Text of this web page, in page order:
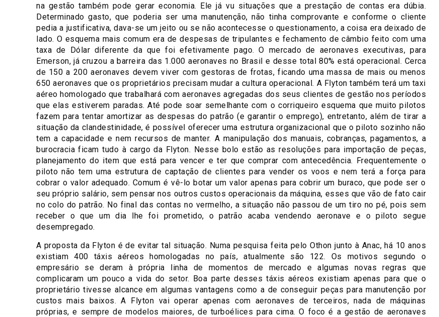
na gestão também pode gerar economia. Ele já vu situações que a prestação de contas era dúbia.
Determinado gasto, que poderia ser uma manutenção, não tinha comprovante e conforme o cliente
pedia a justificativa, dava-se um jeito ou se não acontecesse o questionamento, a coisa era deixado de
lado. O esquema mais comum era de despesas de tripulantes e fechamento de câmbio feito com uma
taxa de Dólar diferente da que foi efetivamente pago. O mercado de aeronaves executivas, para
Emerson, já cruzou a barreira das 1.000 aeronaves no Brasil e desse total 80% está operacional. Cerca
de 150 a 200 aeronaves devem viver com gestoras de frotas, ficando uma massa de mais ou menos
650 aeronaves que os proprietários precisam mudar a cultura operacional. A Flyton também terá um taxi
aéreo homologado que trabalhará com aeronaves agregadas dos seus clientes de gestão nos períodos
que elas estiverem paradas. Até pode soar semelhante com o corriqueiro esquema que muito pilotos
fazem para tentar amortizar as despesas do patrão (e garantir o emprego), entretanto, além de tirar a
situação da clandestinidade, é possível oferecer uma estrutura organizacional que o piloto sozinho não
tem a capacidade e nem recursos de manter. A manipulação dos manuais, cobranças, pagamentos, a
burocracia ficam tudo à cargo da Flyton. Nesse bolo estão as resoluções para importação de peças,
planejamento do item que está para vencer e ter que comprar com antecedência. Frequentemente o
piloto não tem uma estrutura de captação de clientes para vender os voos e nem terá a força para
cobrar o valor adequado. Comum é vê-lo botar um valor apenas para cobrir um buraco, que pode ser o
seu próprio salário, sem pensar nos outros custos operacionais da máquina, esses que vão de fato cair
no colo do patrão. No final das contas no vermelho, a situação não passou de um tiro no pé, pois sem
receber o que um dia lhe foi prometido, o patrão acaba vendendo aeronave e o piloto segue
desempregado.
A proposta da Flyton é de evitar tal situação. Numa pesquisa feita pelo Othon junto à Anac, há 10 anos
existiam 400 táxis aéreos homologadas no país, atualmente são 122. Os motivos segundo o
empresário se deram à própria linha de momentos de mercado e algumas novas regras que
complicaram um pouco a vida do setor. Boa parte desses táxis aéreos existiam apenas para que o
proprietário tivesse alcance em algumas vantagens como a de conseguir peças para manutenção por
custos mais baixos. A Flyton vai operar apenas com aeronaves de terceiros, nada de máquinas
próprias, e sempre de modelos maiores, de turboélices para cima. O foco é a gestão de aeronaves